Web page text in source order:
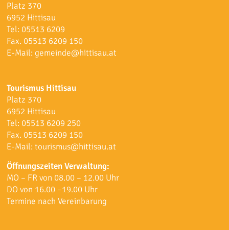
Platz 370
6952 Hittisau
Tel: 05513 6209
Fax. 05513 6209 150
E-Mail: gemeinde@hittisau.at
Tourismus Hittisau
Platz 370
6952 Hittisau
Tel: 05513 6209 250
Fax. 05513 6209 150
E-Mail:tourismus@hittisau.at
Öffnungszeiten Verwaltung:
MO – FR von 08.00 – 12.00 Uhr
DO von 16.00 –19.00 Uhr
Termine nach Vereinbarung